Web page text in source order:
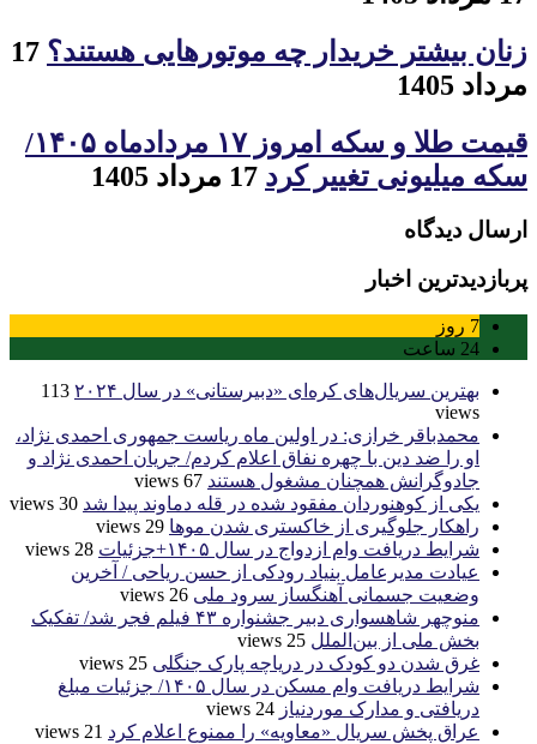
زنان بیشتر خریدار چه موتورهایی هستند؟ 17
مرداد 1405
قیمت طلا و سکه امروز ۱۷ مردادماه ۱۴۰۵/
سکه میلیونی تغییر کرد
ارسال دیدگاه
پربازدیدترین اخبار
7 روز
24 ساعت
بهترین سریال‌های کره‌ای «دبیرستانی» در سال ۲۰۲۴
113
views
محمدباقر خرازی: در اولین ماه ریاست جمهوری احمدی نژاد،
او را ضد دین با چهره نفاق اعلام کردم/ جریان احمدی نژاد و
جادوگرانش همچنان مشغول هستند 67 views
یکی از کوهنوردان مفقود شده در قله دماوند پیدا شد 30 views
راهکار جلوگیری از خاکستری شدن موها 29 views
شرایط دریافت وام ازدواج در سال ۱۴۰۵+جزئیات
28 views
عیادت مدیرعامل بنیاد رودکی از حسن ریاحی / آخرین
وضعیت جسمانی آهنگساز سرود ملی 26 views
منوچهر شاهسواری دبیر جشنواره ۴۳ فیلم فجر شد/ تفکیک
بخش ملی از بین‌الملل 25 views
غرق شدن دو کودک در دریاچه پارک جنگلی 25 views
شرایط دریافت وام مسکن در سال ۱۴۰۵/ جزئیات مبلغ
دریافتی و مدارک موردنیاز 24 views
عراق پخش سریال «معاویه» را ممنوع اعلام کرد 21 views